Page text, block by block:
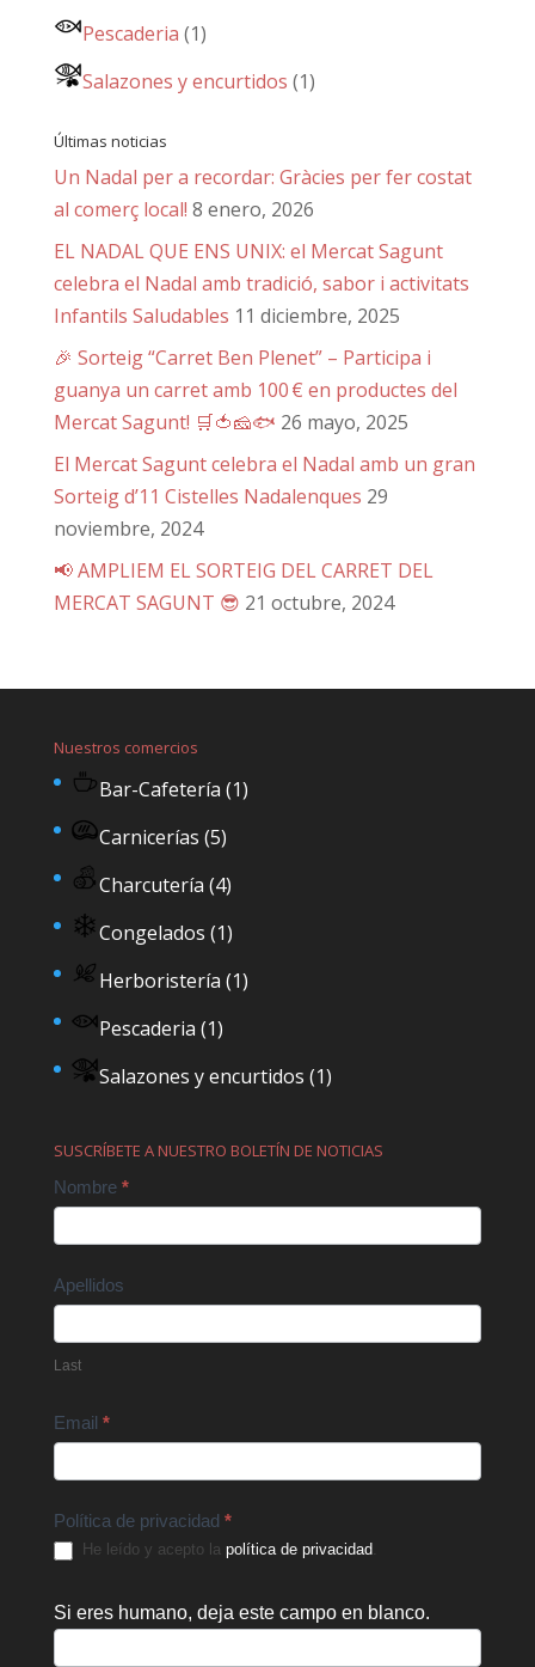
Pescaderia (1)
Salazones y encurtidos (1)
Últimas noticias
Un Nadal per a recordar: Gràcies per fer costat
al comerç local! 8 enero, 2026
EL NADAL QUE ENS UNIX: el Mercat Sagunt
celebra el Nadal amb tradició, sabor i activitats
Infantils Saludables 11 diciembre, 2025
🎉 Sorteig “Carret Ben Plenet” – Participa i
guanya un carret amb 100 € en productes del
Mercat Sagunt! 🛒🍅🧀🐟 26 mayo, 2025
El Mercat Sagunt celebra el Nadal amb un gran
Sorteig d’11 Cistelles Nadalenques 29
noviembre, 2024
📢 AMPLIEM EL SORTEIG DEL CARRET DEL
MERCAT SAGUNT 😎 21 octubre, 2024
Nuestros comercios
Bar-Cafetería (1)
Carnicerías (5)
Charcutería (4)
Congelados (1)
Herboristería (1)
Pescaderia (1)
Salazones y encurtidos (1)
SUSCRÍBETE A NUESTRO BOLETÍN DE NOTICIAS
Contact
Nombre *
Apellidos
Last
Email *
Política de privacidad *
He leído y acepto la política de privacidad.
Si eres humano, deja este campo en blanco.